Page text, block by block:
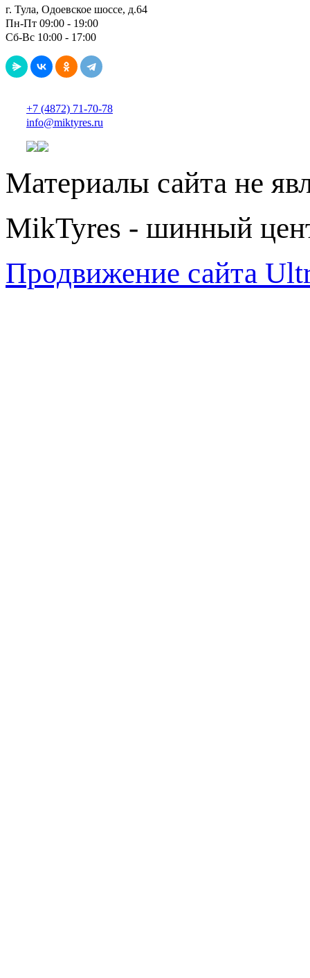
г. Тула, Одоевское шоссе, д.64
Пн-Пт 09:00 - 19:00
Сб-Вс 10:00 - 17:00
+7 (4872) 71-70-78
info@miktyres.ru
Материалы сайта не
MikTyres - шинный
Продвижение сайта